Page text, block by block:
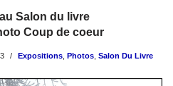
Salon du livre
Coup de coeur
Expositions, Photos, Salon Du Livre